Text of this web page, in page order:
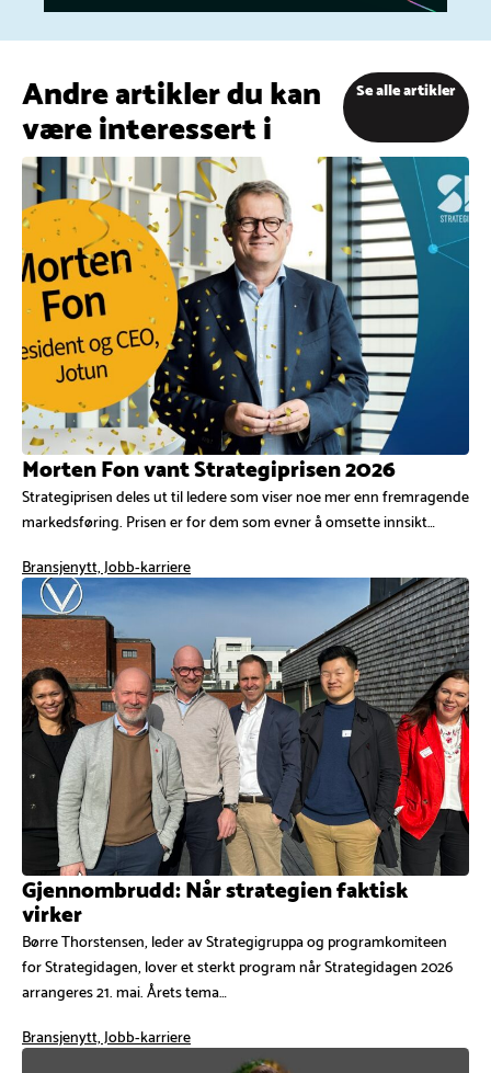
Andre artikler du kan
være interessert i
Se alle artikler
Morten Fon vant Strategiprisen 2026
Strategiprisen deles ut til ledere som viser noe mer enn fremragende
markedsføring. Prisen er for dem som evner å omsette innsikt…
Bransjenytt, Jobb-karriere
Gjennombrudd: Når strategien faktisk
virker
Børre Thorstensen, leder av Strategigruppa og programkomiteen
for Strategidagen, lover et sterkt program når Strategidagen 2026
arrangeres 21. mai. Årets tema…
Bransjenytt, Jobb-karriere